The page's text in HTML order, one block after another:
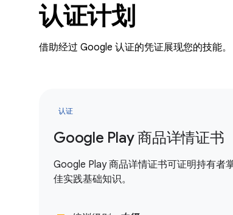
认证计划
借助经过 Google 认证的凭证展现您的技能。
认证
Google Play 商品详情证书
Google Play 商品详情证书可证明持有者
佳实践基础知识。